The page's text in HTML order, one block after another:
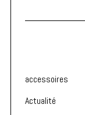
accessoires
Actualité